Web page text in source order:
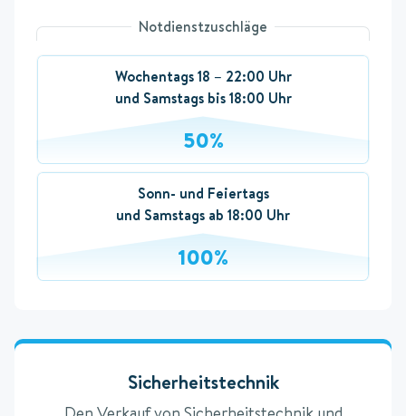
Notdienstzuschläge
Wochentags 18 – 22:00 Uhr
und Samstags bis 18:00 Uhr
50%
Sonn- und Feiertags
und Samstags ab 18:00 Uhr
100%
Sicherheitstechnik